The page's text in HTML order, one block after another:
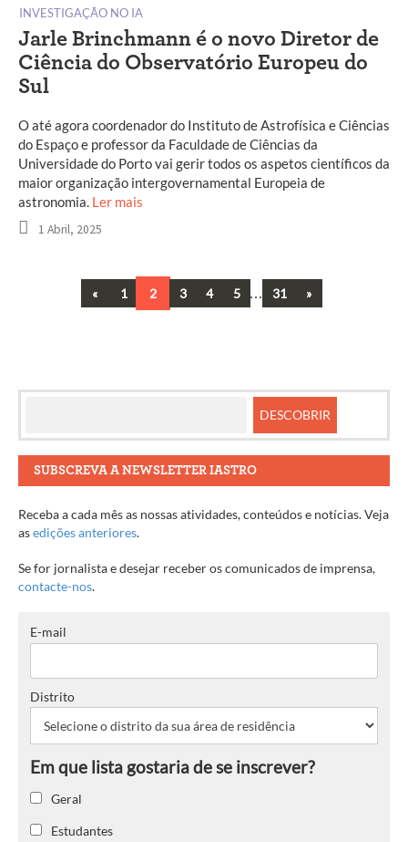
INVESTIGAÇÃO NO IA
Jarle Brinchmann é o novo Diretor de
Ciência do Observatório Europeu do
Sul
O até agora coordenador do Instituto de Astrofísica e Ciências
do Espaço e professor da Faculdade de Ciências da
Universidade do Porto vai gerir todos os aspetos científicos da
maior organização intergovernamental Europeia de
astronomia. Ler mais
1 Abril, 2025
Navegação
artigos
« Previous
1 2 3 4 5 … 31 Next
»
SUBSCREVA A NEWSLETTER IASTRO
Receba a cada mês as nossas atividades, conteúdos e notícias. Veja
asedições anteriores.
Se for jornalista e desejar receber os comunicados de imprensa,
contacte-nos.
E-mail
Distrito
Geral
Estudantes